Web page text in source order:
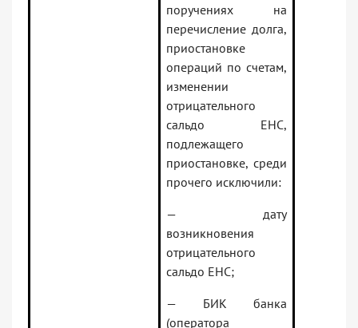
поручениях на
перечисление долга,
приостановке
операций по счетам,
изменении
отрицательного
сальдо ЕНС,
подлежащего
приостановке, среди
прочего исключили:
— дату
возникновения
отрицательного
сальдо ЕНС;
— БИК банка
(оператора